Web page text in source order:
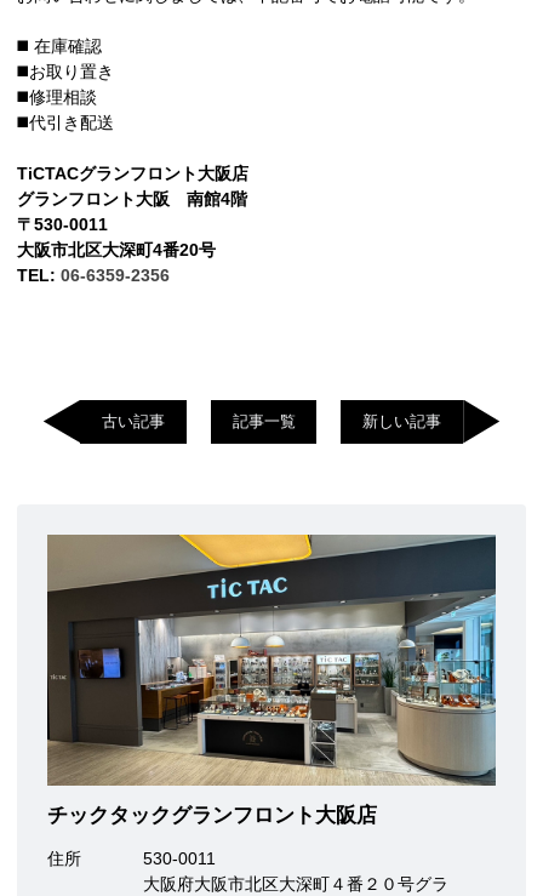
◼️ 在庫確認
◼️お取り置き
◼️修理相談
◼️代引き配送
TiCTACグランフロント大阪店
グランフロント大阪 南館4階
〒530-0011
大阪市北区大深町4番20号
TEL: 06-6359-2356
古い記事 記事一覧 新しい記事
チックタックグランフロント大阪店
住所
530-0011
大阪府大阪市北区大深町４番２０号グラ